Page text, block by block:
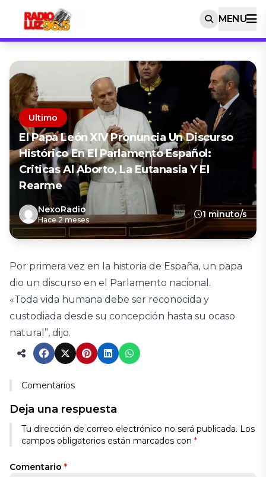
MENU
Ultimo
El Papa León XIV Pronuncia Un Discurso
Histórico En El Parlamento Español:
Criticas Al Aborto, La Eutanasia Y El
Rearme
NexoRadio
Hace 2 meses
1 minuto/s
Por primera vez en la historia de España, un papa
dio un discurso en el Parlamento nacional.
«Toda vida humana debe ser reconocida y
custodiada desde su concepción hasta su ocaso
natural”, dijo.
Comentarios
Deja una respuesta
Tu dirección de correo electrónico no será publicada. Los
campos obligatorios están marcados con *
Comentario *